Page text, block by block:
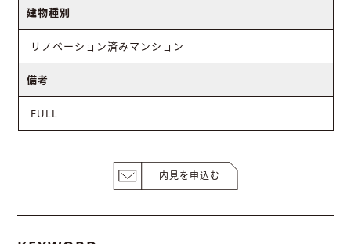
建物種別
リノベーション済みマンション
備考
FULL
内見を申込む